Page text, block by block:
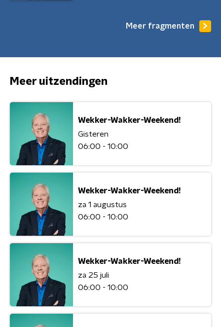
Meer fragmenten
Meer uitzendingen
Wekker-Wakker-Weekend!
Gisteren
06:00 - 10:00
Wekker-Wakker-Weekend!
za 1 augustus
06:00 - 10:00
Wekker-Wakker-Weekend!
za 25 juli
06:00 - 10:00